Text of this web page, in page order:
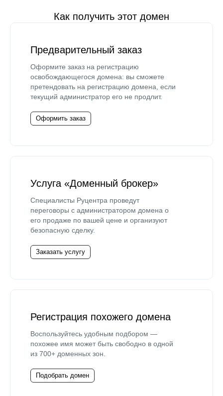
Как получить этот домен
Предварительный заказ
Оформите заказ на регистрацию
освобождающегося домена: вы сможете
претендовать на регистрацию домена, если
текущий администратор его не продлит.
Оформить заказ
Услуга «Доменный брокер»
Специалисты Руцентра проведут
переговоры с администратором домена о
его продаже по вашей цене и организуют
безопасную сделку.
Заказать услугу
Регистрация похожего домена
Воспользуйтесь удобным подбором —
похожее имя может быть свободно в одной
из 700+ доменных зон.
Подобрать домен